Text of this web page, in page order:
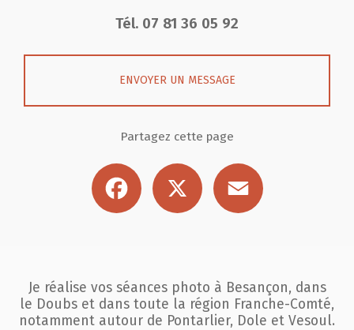
Tél. 07 81 36 05 92
ENVOYER UN MESSAGE
Partagez cette page
Facebook
Je réalise vos séances photo à Besançon, dans
le Doubs et dans toute la région Franche-Comté,
notamment autour de Pontarlier, Dole et Vesoul.